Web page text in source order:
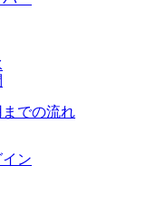
までの流れ
ン